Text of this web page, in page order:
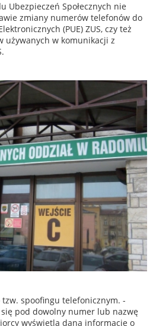
Ubezpieczeń Społecznych nie
zmiany numerów telefonów do
(PUE) ZUS, czy też
używanych w komunikacji z
tzw. spoofingu telefonicznym. -
pod dowolny numer lub nazwę
wyświetla daną informację o